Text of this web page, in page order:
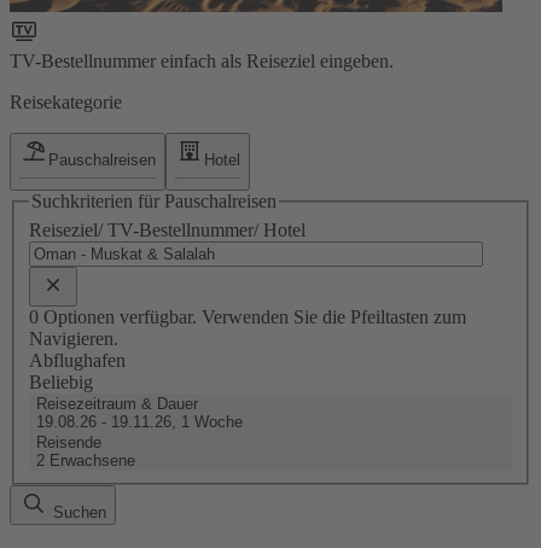
TV-Bestellnummer einfach als Reiseziel eingeben.
Reisekategorie
Pauschalreisen Hotel
Suchkriterien für Pauschalreisen
Reiseziel/ TV-Bestellnummer/ Hotel
0 Optionen verfügbar. Verwenden Sie die Pfeiltasten zum
Navigieren.
Abflughafen
Beliebig
Reisezeitraum & Dauer
19.08.26 - 19.11.26, 1 Woche
Reisende
2 Erwachsene
Suchen